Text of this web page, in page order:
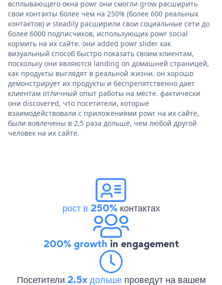
всплывающего окна powr они смогли grow расширить
свои контакты более чем на 250% (более 600 реальных
контактов) и steadily расширили свои социальные сети до
более 6000 подписчиков, использующих powr social
кормить на их сайте. они added powr slider как
визуальный способ быстро показать своим клиентам,
поскольку они являются landing on домашней страницей,
как продукты выглядят в реальной жизни. он хорошо
демонстрирует их продукты и беспрепятственно дает
клиентам отличный опыт работы на месте. фактически
они discovered, что посетители, которые
взаимодействовали с приложениями powr на их сайте,
были вовлечены в 2,5 раза дольше, чем любой другой
человек на их сайте.
рост в 250%контактах
200% growth in engagement
Посетители 2.5x дольше проведут на вашем